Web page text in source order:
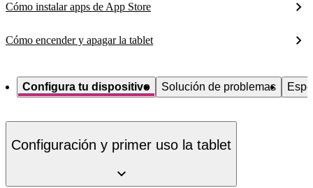
Cómo instalar apps de App Store
Cómo encender y apagar la tablet
Configura tu dispositivo Solución de problemas
Configuración y primer uso la tablet